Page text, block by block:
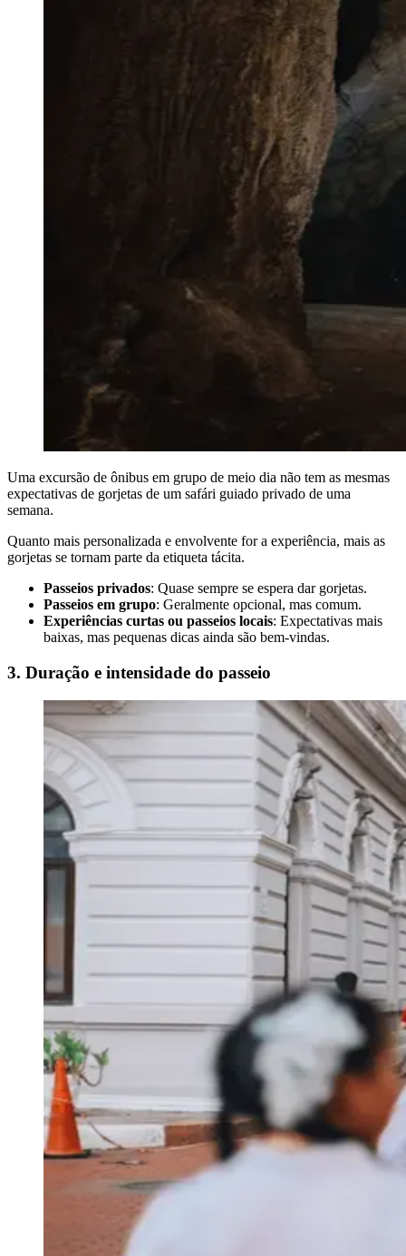
Uma excursão de ônibus em grupo de meio dia não tem as mesmas
expectativas de gorjetas de um safári guiado privado de uma
semana.
Quanto mais personalizada e envolvente for a experiência, mais as
gorjetas se tornam parte da etiqueta tácita.
Passeios privados: Quase sempre se espera dar gorjetas.
Passeios em grupo: Geralmente opcional, mas comum.
Experiências curtas ou passeios locais: Expectativas mais
baixas, mas pequenas dicas ainda são bem-vindas.
3. Duração e intensidade do passeio